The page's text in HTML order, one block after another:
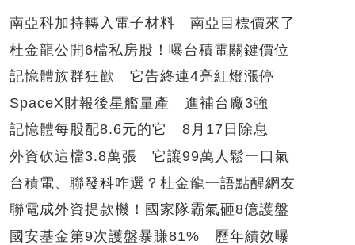
南亞科加持轉入電子材料 南亞目標價來了
杜金龍公開6檔私房股！曝台積電關鍵價位
記憶體族群狂歡 它告終連4亮紅燈漲停
SpaceX財報後星艦量產 進補台廠3強
記憶體每股配8.6元的它 8月17日除息
外資砍這檔3.8萬張 它讓99萬人鬆一口氣
台積電、聯發科咋選？杜金龍一語點醒網友
聯電成外資提款機！國家隊霸氣砸8億護盤
國安基金第9次護盤暴賺81% 歷年績效曝